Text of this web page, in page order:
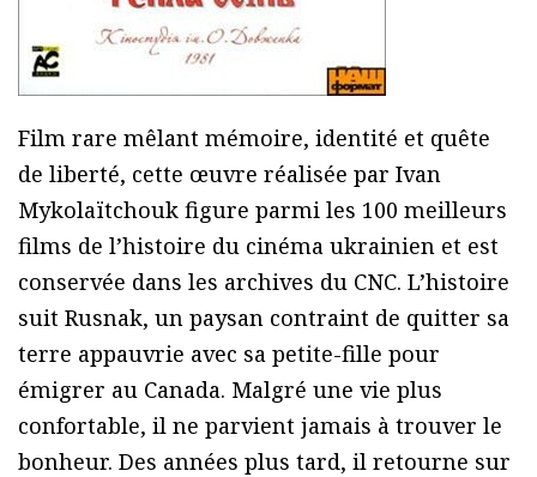
Film rare mêlant mémoire, identité et quête
de liberté, cette œuvre réalisée par Ivan
Mykolaïtchouk figure parmi les 100 meilleurs
films de l’histoire du cinéma ukrainien et est
conservée dans les archives du CNC. L’histoire
suit Rusnak, un paysan contraint de quitter sa
terre appauvrie avec sa petite-fille pour
émigrer au Canada. Malgré une vie plus
confortable, il ne parvient jamais à trouver le
bonheur. Des années plus tard, il retourne sur